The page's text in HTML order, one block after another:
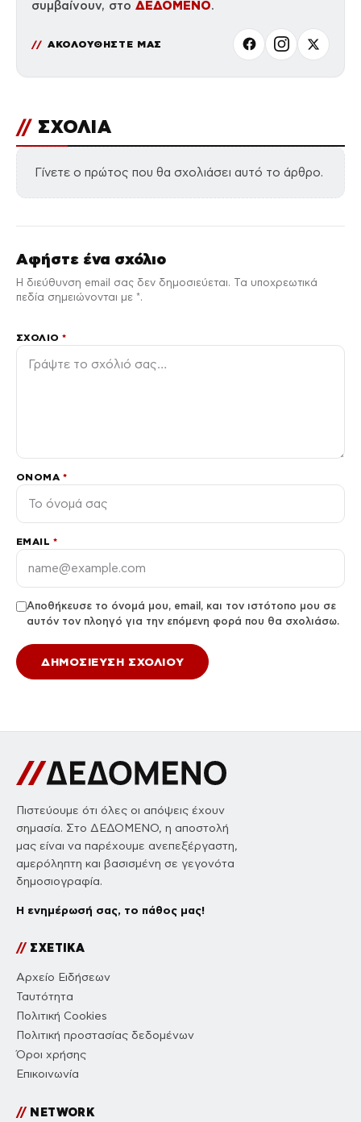
συμβαίνουν, στο ΔΕΔΟΜΕΝΟ.
ΑΚΟΛΟΥΘΗΣΤΕ ΜΑΣ
// ΣΧΟΛΙΑ
Γίνετε ο πρώτος που θα σχολιάσει αυτό το άρθρο.
Αφήστε ένα σχόλιο
Η διεύθυνση email σας δεν δημοσιεύεται. Τα υποχρεωτικά
πεδία σημειώνονται με *.
ΣΧΌΛΙΟ*
ΌΝΟΜΑ *
EMAIL *
Αποθήκευσε το όνομά μου, email, και τον ιστότοπο μου σε
αυτόν τον πλοηγό για την επόμενη φορά που θα σχολιάσω.
Πιστεύουμε ότι όλες οι απόψεις έχουν
σημασία. Στο ΔΕΔΟΜΕΝΟ, η αποστολή
μας είναι να παρέχουμε ανεπεξέργαστη,
αμερόληπτη και βασισμένη σε γεγονότα
δημοσιογραφία.
Η ενημέρωσή σας, το πάθος μας!
//ΣΧΕΤΙΚΑ
Αρχείο Ειδήσεων
Ταυτότητα
Πολιτική Cookies
Πολιτική προστασίας δεδομένων
Όροι χρήσης
Επικοινωνία
//NETWORK